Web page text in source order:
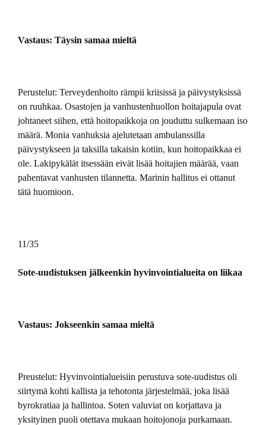
Vastaus: Täysin samaa mieltä
Perustelut: Terveydenhoito rämpii kriisissä ja päivystyksissä
on ruuhkaa. Osastojen ja vanhustenhuollon hoitajapula ovat
johtaneet siihen, että hoitopaikkoja on jouduttu sulkemaan iso
määrä. Monia vanhuksia ajelutetaan ambulanssilla
päivystykseen ja taksilla takaisin kotiin, kun hoitopaikkaa ei
ole. Lakipykälät itsessään eivät lisää hoitajien määrää, vaan
pahentavat vanhusten tilannetta. Marinin hallitus ei ottanut
tätä huomioon.
11/35
Sote-uudistuksen jälkeenkin hyvinvointialueita on liikaa
Vastaus: Jokseenkin samaa mieltä
Preustelut: Hyvinvointialueisiin perustuva sote-uudistus oli
siirtymä kohti kallista ja tehotonta järjestelmää, joka lisää
byrokratiaa ja hallintoa. Soten valuviat on korjattava ja
yksityinen puoli otettava mukaan hoitojonoja purkamaan.